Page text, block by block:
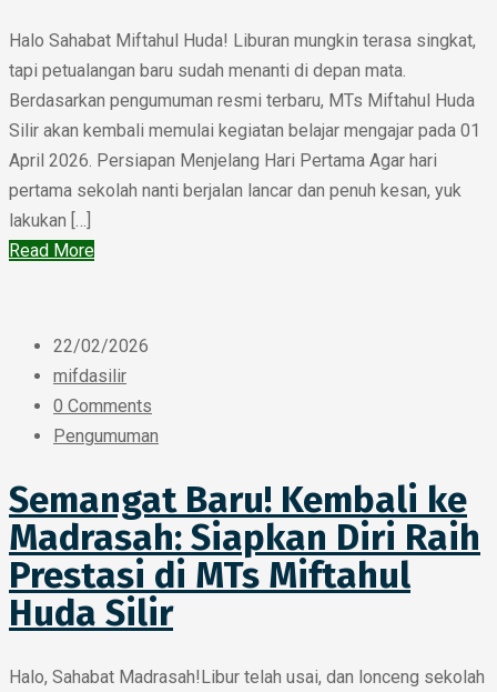
Halo Sahabat Miftahul Huda! Liburan mungkin terasa singkat,
tapi petualangan baru sudah menanti di depan mata.
Berdasarkan pengumuman resmi terbaru, MTs Miftahul Huda
Silir akan kembali memulai kegiatan belajar mengajar pada 01
April 2026. Persiapan Menjelang Hari Pertama Agar hari
pertama sekolah nanti berjalan lancar dan penuh kesan, yuk
lakukan […]
Read More
22/02/2026
mifdasilir
0 Comments
Pengumuman
Semangat Baru! Kembali ke
Madrasah: Siapkan Diri Raih
Prestasi di MTs Miftahul
Huda Silir
Halo, Sahabat Madrasah!Libur telah usai, dan lonceng sekolah